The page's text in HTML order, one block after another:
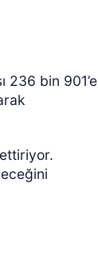
236 bin 901’e